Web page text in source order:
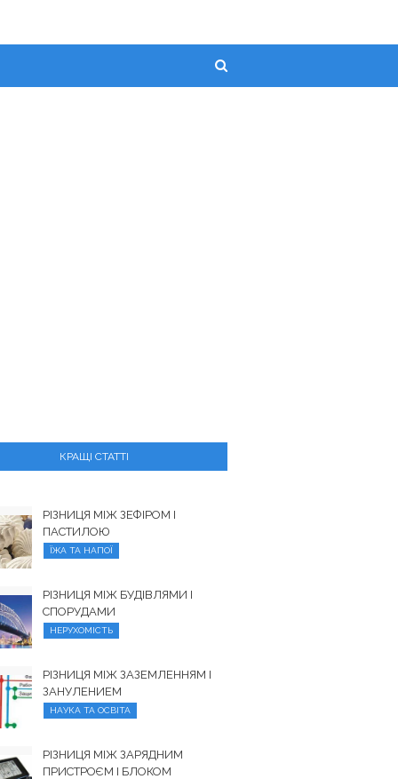
КРАЩІ СТАТТІ
РІЗНИЦЯ МІЖ ЗЕФІРОМ І
ПАСТИЛОЮ
ЇЖА ТА НАПОЇ
РІЗНИЦЯ МІЖ БУДІВЛЯМИ І
СПОРУДАМИ
НЕРУХОМІСТЬ
РІЗНИЦЯ МІЖ ЗАЗЕМЛЕННЯМ І
ЗАНУЛЕНИЕМ
НАУКА ТА ОСВІТА
РІЗНИЦЯ МІЖ ЗАРЯДНИМ
ПРИСТРОЄМ І БЛОКОМ